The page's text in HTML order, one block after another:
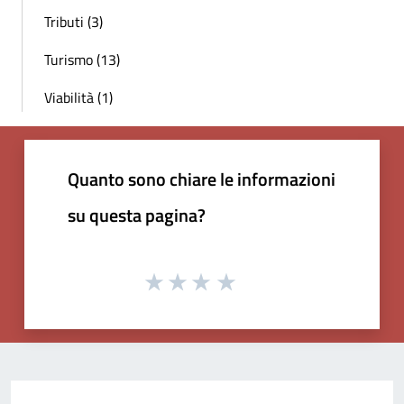
Tributi (3)
Turismo (13)
Viabilità (1)
Quanto sono chiare le informazioni
su questa pagina?